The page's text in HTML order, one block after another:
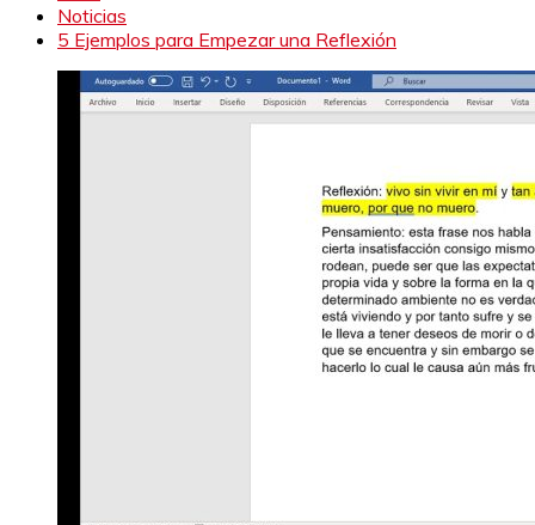
Noticias
5 Ejemplos para Empezar una Reflexión